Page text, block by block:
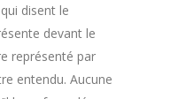
disent le
devant le
représenté par
entendu. Aucune